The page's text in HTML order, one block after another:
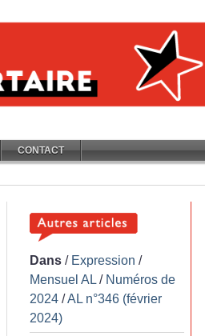
CONTACT
Dans / Expression /
Mensuel AL / Numéros de
2024 /AL n°346 (février
2024)